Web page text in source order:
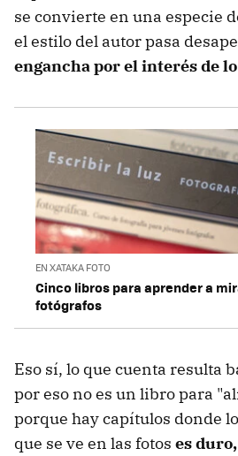
se convierte en una especie
el estilo del autor pasa
engancha por el interés de
EN XATAKA FOTO
Cinco libros para aprender a
fotógrafos
Eso sí, lo que cuenta resulta
por eso no es un libro para
porque hay capítulos donde
que se ve en las fotos es